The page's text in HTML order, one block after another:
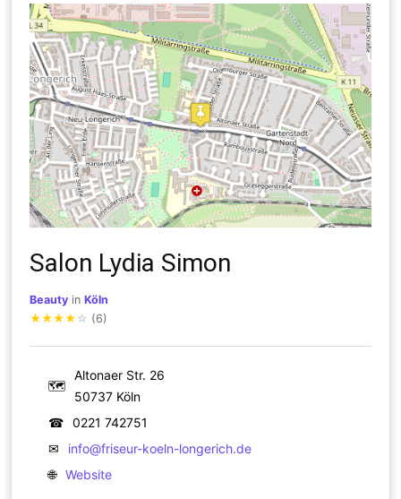
Salon Lydia Simon
Beauty inKöln
★★★★ ☆ (6)
🗺
Altonaer Str. 26
50737 Köln
☎
0221 742751
✉
info@friseur-koeln-longerich.de
🌐 Website